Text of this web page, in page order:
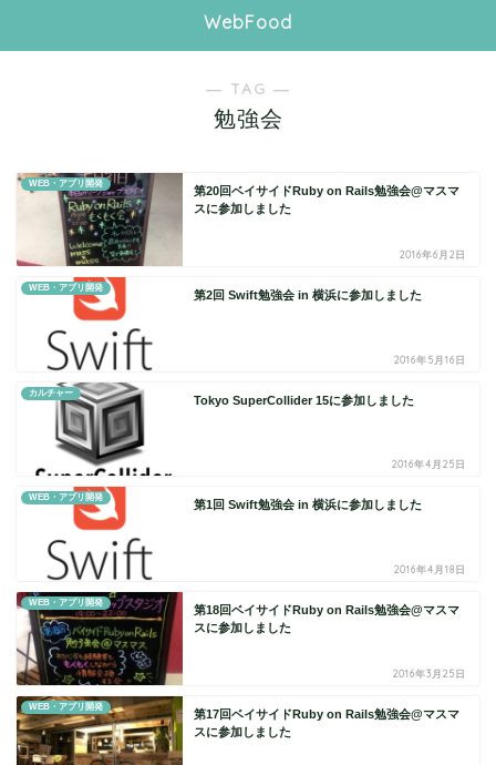
WebFood
― TAG ―
勉強会
WEB・アプリ開発
第20回ベイサイドRuby on Rails勉強会@マスマ
スに参加しました
2016年6月2日
WEB・アプリ開発
第2回 Swift勉強会 in 横浜に参加しました
2016年5月16日
カルチャー
Tokyo SuperCollider 15に参加しました
2016年4月25日
WEB・アプリ開発
第1回 Swift勉強会 in 横浜に参加しました
2016年4月18日
WEB・アプリ開発
第18回ベイサイドRuby on Rails勉強会@マスマ
スに参加しました
2016年3月25日
WEB・アプリ開発
第17回ベイサイドRuby on Rails勉強会@マスマ
スに参加しました